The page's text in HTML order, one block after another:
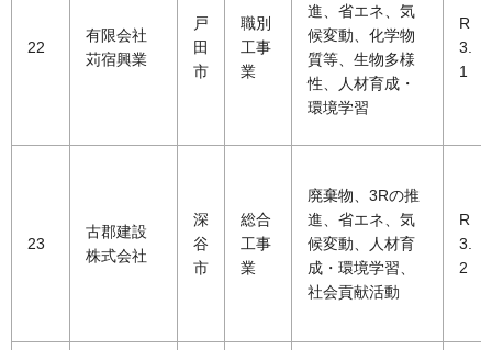
22
有限会社
苅宿興業
戸
田
市
職別
工事
業
進、省エネ、気
候変動、化学物
質等、生物多様
性、人材育成・
環境学習
R
3.
1
23
古郡建設
株式会社
深
谷
市
総合
工事
業
廃棄物、3Rの推
進、省エネ、気
候変動、人材育
成・環境学習、
社会貢献活動
R
3.
2